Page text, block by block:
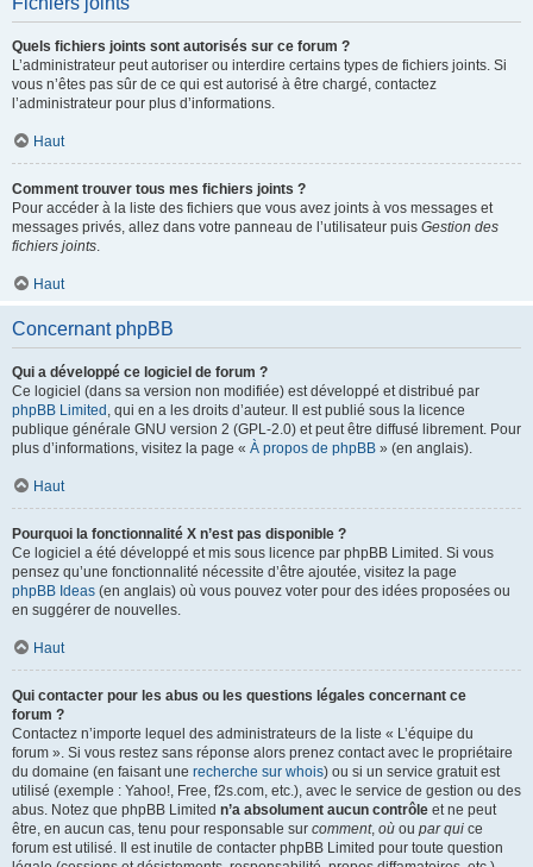
Quels fichiers joints sont autorisés sur ce forum ?
L’administrateur peut autoriser ou interdire certains types de fichiers joints. Si
vous n’êtes pas sûr de ce qui est autorisé à être chargé, contactez
l’administrateur pour plus d’informations.
Haut
Comment trouver tous mes fichiers joints ?
Pour accéder à la liste des fichiers que vous avez joints à vos messages et
messages privés, allez dans votre panneau de l’utilisateur puis Gestion des
fichiers joints.
Haut
Concernant phpBB
Qui a développé ce logiciel de forum ?
Ce logiciel (dans sa version non modifiée) est développé et distribué par
phpBB Limited , qui en a les droits d’auteur. Il est publié sous la licence
publique générale GNU version 2 (GPL-2.0) et peut être diffusé librement. Pour
plus d’informations, visitez la page « À propos de phpBB » (en anglais).
Haut
Pourquoi la fonctionnalité X n’est pas disponible ?
Ce logiciel a été développé et mis sous licence par phpBB Limited. Si vous
pensez qu’une fonctionnalité nécessite d’être ajoutée, visitez la page
phpBB Ideas (en anglais) où vous pouvez voter pour des idées proposées ou
en suggérer de nouvelles.
Haut
Qui contacter pour les abus ou les questions légales concernant ce
forum ?
Contactez n’importe lequel des administrateurs de la liste « L’équipe du
forum ». Si vous restez sans réponse alors prenez contact avec le propriétaire
du domaine (en faisant une recherche sur whois) ou si un service gratuit est
utilisé (exemple : Yahoo!, Free, f2s.com, etc.), avec le service de gestion ou des
abus. Notez que phpBB Limited n’a absolument aucun contrôle et ne peut
être, en aucun cas, tenu pour responsable sur comment, où ou par qui ce
forum est utilisé. Il est inutile de contacter phpBB Limited pour toute question